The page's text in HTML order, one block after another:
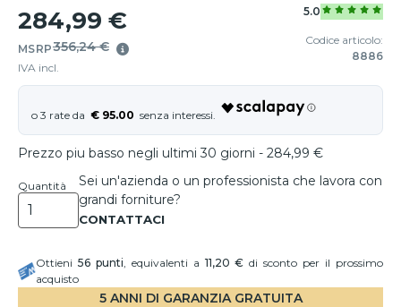
284,99 €
MSRP356,24 €
IVA incl.
5.0
Codice articolo:
8886
€ 95.00
Prezzo piu basso negli ultimi 30 giorni - 284,99 €
Quantità
Sei un'azienda o un professionista che lavora con
grandi forniture?
Ottieni 56punti, equivalenti a 11,20 € di sconto per il prossimo
acquisto
5 ANNI DI GARANZIA GRATUITA